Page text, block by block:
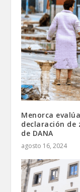
Menorca
declaración
de DANA
agosto 16, 2024